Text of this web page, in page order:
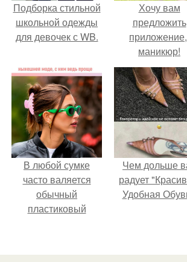
Подборка стильной
школьной одежды
для девочек с WB.
Хочу вам
предложить
маникюр!
В любой сумке
часто валяется
обычный
пластиковый
Чем дольше
радует
Удобная